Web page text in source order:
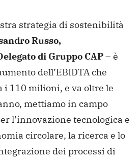
strategia di sostenibilità
Russo,
di Gruppo CAP– è
dell’EBIDTA che
i 110 milioni, e va oltre le
mettiamo in campo
l’innovazione tecnologica e
circolare, la ricerca e lo
dei processi di